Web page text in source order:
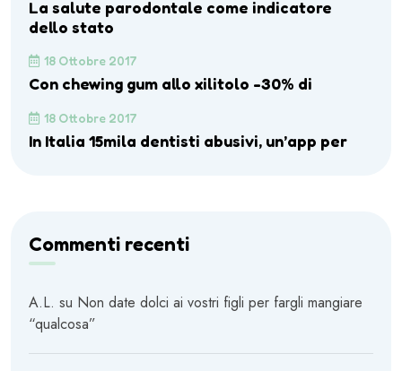
La salute parodontale come indicatore
dello stato
18 Ottobre 2017
Con chewing gum allo xilitolo -30% di
18 Ottobre 2017
In Italia 15mila dentisti abusivi, un’app per
Commenti recenti
A.L. su Non date dolci ai vostri figli per fargli mangiare
“qualcosa”